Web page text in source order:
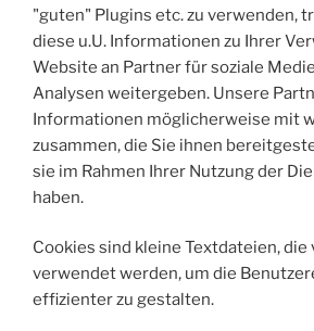
"guten" Plugins etc. zu verwenden,
diese u.U. Informationen zu Ihrer
Website an Partner für soziale
Analysen weitergeben. Unsere
Informationen möglicherweise mit
zusammen, die Sie ihnen
sie im Rahmen Ihrer Nutzung der
haben.
Cookies sind kleine Textdateien, die
verwendet werden, um die
effizienter zu gestalten.